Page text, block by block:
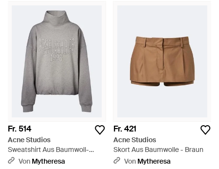
Fr. 514
Acne Studios
Sweatshirt Aus Baumwoll-
Fleece - Grau
Von Mytheresa
Fr. 421
Acne Studios
Skort Aus Baumwolle - Braun
Von Mytheresa